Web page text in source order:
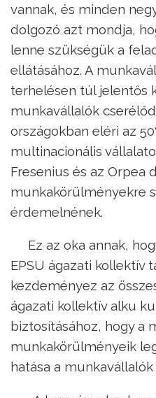
vannak, és minden
dolgozó azt mondja,
lenne szükségük a
ellátásához. A
terhelésen túl jelentős
munkavállalók
országokban eléri az
multinacionális
Fresenius és az Orpea
munkakörülményekre
érdemelnének.
Ez az oka annak,
EPSU ágazati kollektív
kezdeményez az
ágazati kollektív alku
biztosításához, hogy a
munkakörülményeik
hatása a